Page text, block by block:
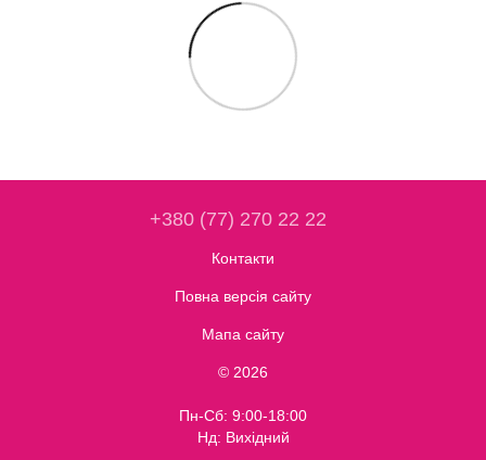
+380 (77) 270 22 22
Контакти
Повна версія сайту
Мапа сайту
© 2026
Пн-Сб: 9:00-18:00
Нд: Вихідний